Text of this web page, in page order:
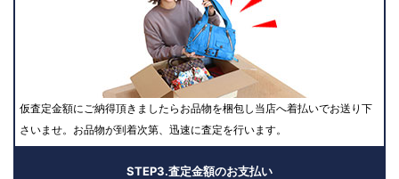
仮査定金額にご納得頂きましたらお品物を梱包し当店へ着払いでお送り下
さいませ。お品物が到着次第、迅速に査定を行います。
STEP3.査定金額のお支払い